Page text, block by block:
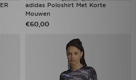
adidas Poloshirt Met Korte
Mouwen
€60,00